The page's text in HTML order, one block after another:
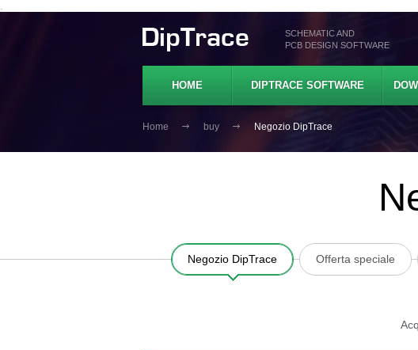
.
SCHEMATIC AND
PCB DESIGN SOFTWARE
HOME DIPTRACE SOFTWARE
Home buy Negozio DipTrace
Negozio DipTrace Offerta speciale